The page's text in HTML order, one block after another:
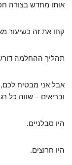
אותו מחדש בצורה
קחו את זה כשיעור
תהליך ההחלמה דורש
אבל אני מבטיח
ובריאים – שווה כל
היו סבלניים.
היו חרוצים.